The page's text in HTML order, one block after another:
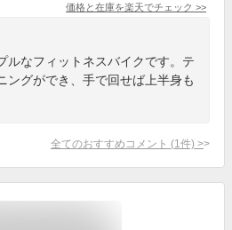
価格と在庫を楽天でチェック >>
ルなフィットネスバイクです。テ
ングができ、手で回せば上半身も
全てのおすすめコメント (1 件) >